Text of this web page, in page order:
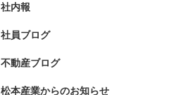
社内報
社員ブログ
不動産ブログ
松本産業からのお知らせ